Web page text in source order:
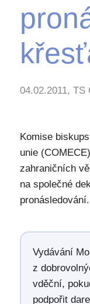
04.02.2011, TS
Komise
unie
zahraničních
na společné
pronásledování.
Vydávání
z
vděční,
podpořit